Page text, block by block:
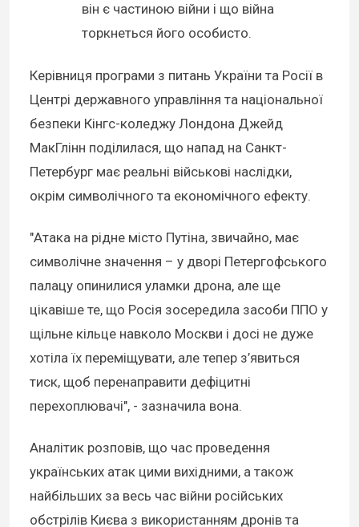
він є частиною війни і що війна
торкнеться його особисто.
Керівниця програми з питань України та Росії в
Центрі державного управління та національної
безпеки Кінгс-коледжу Лондона Джейд
МакГлінн поділилася, що напад на Санкт-
Петербург має реальні військові наслідки,
окрім символічного та економічного ефекту.
"Атака на рідне місто Путіна, звичайно, має
символічне значення – у дворі Петергофського
палацу опинилися уламки дрона, але ще
цікавіше те, що Росія зосередила засоби ППО у
щільне кільце навколо Москви і досі не дуже
хотіла їх переміщувати, але тепер з’явиться
тиск, щоб перенаправити дефіцитні
перехоплювачі", - зазначила вона.
Аналітик розповів, що час проведення
українських атак цими вихідними, а також
найбільших за весь час війни російських
обстрілів Києва з використанням дронів та